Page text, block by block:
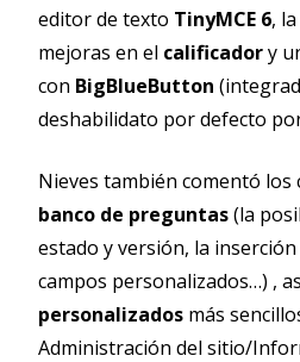
editor de texto TinyMCE 6,
mejoras en el calificadory
con BigBlueButton
deshabilidato por defecto
Nieves también comentó los
banco de preguntas(la
estado y versión, la
campos personalizados…) ,
personalizados más
Administración del sitio/